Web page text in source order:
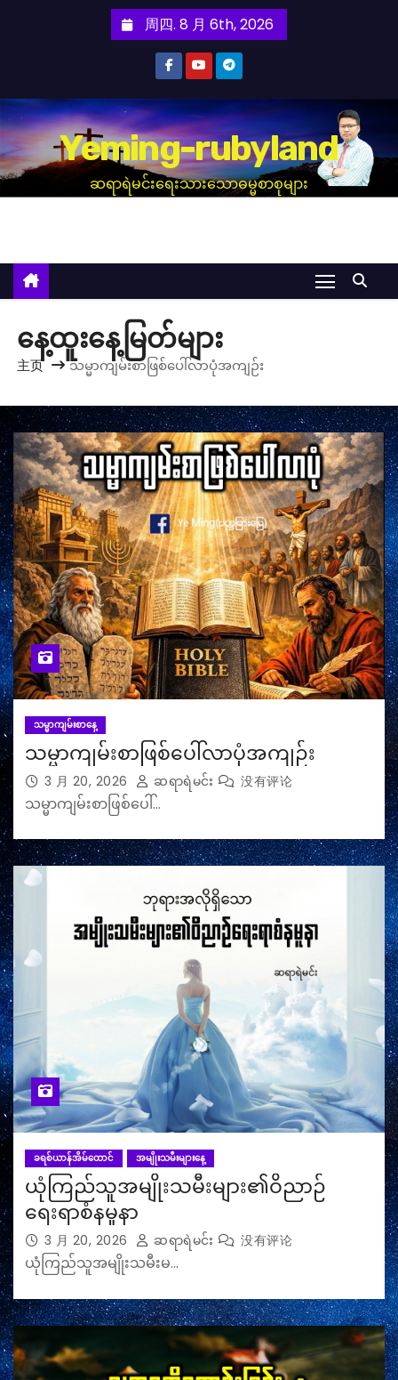
周四. 8 月 6th, 2026
Yeming-rubyland
ဆရာရဲမင်းရေးသားသောဓမ္မစာစုများ
နေ့ထူးနေ့မြတ်များ
主页 သမ္မာကျမ်းစာဖြစ်ပေါ်လာပုံအကျဉ်း
သမ္မာကျမ်းစာနေ့
သမ္မာကျမ်းစာဖြစ်ပေါ်လာပုံအကျဉ်း
3 月 20, 2026 ဆရာရဲမင်း 没有评论
သမ္မာကျမ်းစာဖြစ်ပေါ်…
ခရစ်ယာန်အိမ်ထောင် အမျိုးသမီးများနေ့
ယုံကြည်သူအမျိုးသမီးများ၏ဝိညာဉ်
ရေးရာစံနမူနာ
3 月 20, 2026 ဆရာရဲမင်း 没有评论
ယုံကြည်သူအမျိုးသမီးမ…